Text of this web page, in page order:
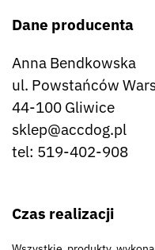
Dane producenta
Anna Bendkowska
ul. Powstańców
44-100 Gliwice
sklep@accdog.pl
tel: 519-402-908
Czas realizacji